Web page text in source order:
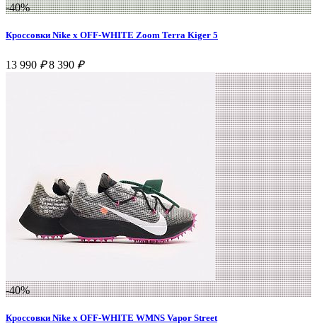
-40%
Кроссовки Nike x OFF-WHITE Zoom Terra Kiger 5
13 990 ₽ 8 390 ₽
-40%
Кроссовки Nike x OFF-WHITE WMNS Vapor Street